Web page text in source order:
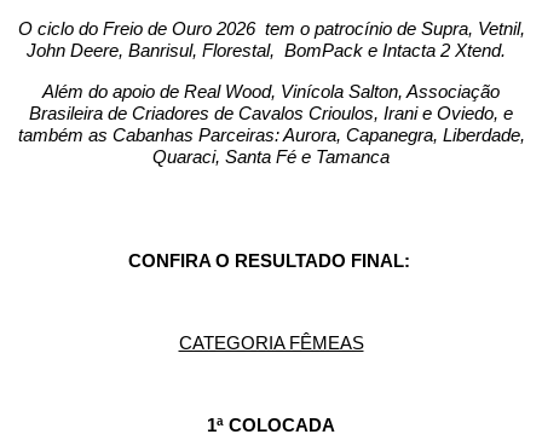
O ciclo do Freio de Ouro 2026 tem o patrocínio de Supra, Vetnil,
John Deere, Banrisul, Florestal, BomPack e Intacta 2 Xtend.
Além do apoio de Real Wood, Vinícola Salton, Associação
Brasileira de Criadores de Cavalos Crioulos, Irani e Oviedo, e
também as Cabanhas Parceiras: Aurora, Capanegra, Liberdade,
Quaraci, Santa Fé e Tamanca
CONFIRA O RESULTADO FINAL:
CATEGORIA FÊMEAS
1ª COLOCADA